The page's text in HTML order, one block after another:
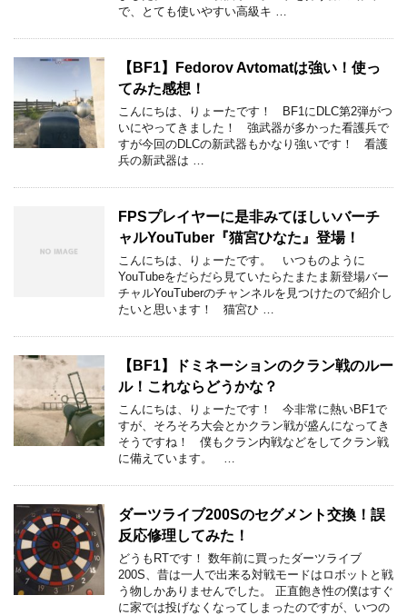
で、とても使いやすい高級キ …
【BF1】Fedorov Avtomatは強い！使っ
てみた感想！
こんにちは、りょーたです！ BF1にDLC第2弾がつ
いにやってきました！ 強武器が多かった看護兵で
すが今回のDLCの新武器もかなり強いです！ 看護
兵の新武器は …
FPSプレイヤーに是非みてほしいバーチ
ャルYouTuber『猫宮ひなた』登場！
こんにちは、りょーたです。 いつものように
YouTubeをだらだら見ていたらたまたま新登場バー
チャルYouTuberのチャンネルを見つけたので紹介し
たいと思います！ 猫宮ひ …
【BF1】ドミネーションのクラン戦のルー
ル！これならどうかな？
こんにちは、りょーたです！ 今非常に熱いBF1で
すが、そろそろ大会とかクラン戦が盛んになってき
そうですね！ 僕もクラン内戦などをしてクラン戦
に備えています。 …
ダーツライブ200Sのセグメント交換！誤
反応修理してみた！
どうもRTです！ 数年前に買ったダーツライブ
200S、昔は一人で出来る対戦モードはロボットと戦
う物しかありませんでした。 正直飽き性の僕はすぐ
に家では投げなくなってしまったのですが、いつの